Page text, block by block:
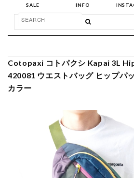
SALE INFO
Cotopaxi コトパクシ Kapai 3L
420081 ウエストバッグ ヒップパ
カラー